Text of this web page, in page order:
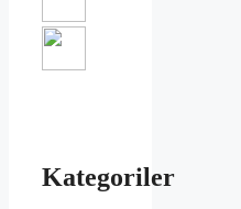
Kategoriler